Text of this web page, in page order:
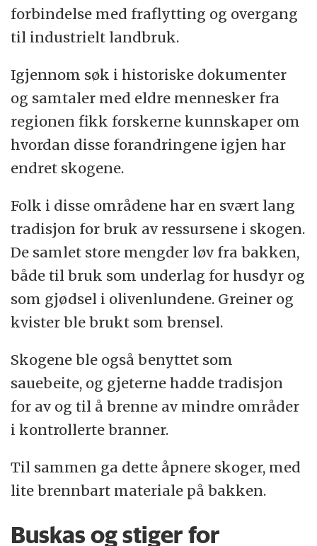
forbindelse med fraflytting og overgang
til industrielt landbruk.
Igjennom søk i historiske dokumenter
og samtaler med eldre mennesker fra
regionen fikk forskerne kunnskaper om
hvordan disse forandringene igjen har
endret skogene.
Folk i disse områdene har en svært lang
tradisjon for bruk av ressursene i skogen.
De samlet store mengder løv fra bakken,
både til bruk som underlag for husdyr og
som gjødsel i olivenlundene. Greiner og
kvister ble brukt som brensel.
Skogene ble også benyttet som
sauebeite, og gjeterne hadde tradisjon
for av og til å brenne av mindre områder
i kontrollerte branner.
Til sammen ga dette åpnere skoger, med
lite brennbart materiale på bakken.
Buskas og stiger for